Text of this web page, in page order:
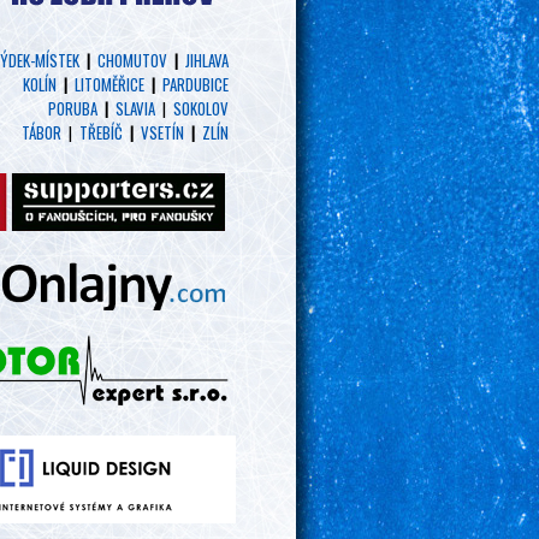
MÍSTEK| CHOMUTOV | JIHLAVA
KOLÍN | LITOMĚŘICE | PARDUBICE
PORUBA | SLAVIA | SOKOLOV
TÁBOR | TŘEBÍČ | VSETÍN | ZLÍN